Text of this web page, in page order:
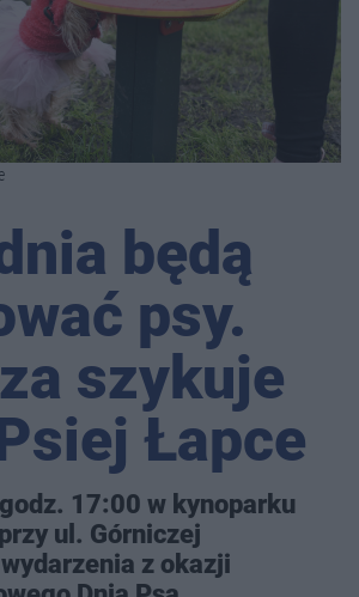
będą
psy.
szykuje
Łapce
17:00 w kynoparku
ul. Górniczej
z okazji